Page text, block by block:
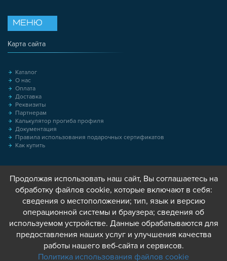
МЕНЮ
Карта сайта
Каталог
О нас
Оплата
Доставка
Реквизиты
Партнерам
Калькулятор прогиба профиля
Документация
Правила использования подарочных сертификатов
Как купить
Продолжая использовать наш сайт, Вы соглашаетесь на
обработку файлов cookie, которые включают в себя:
сведения о местоположении; тип, язык и версию
операционной системы и браузера; сведения об
используемом устройстве. Данные обрабатываются для
предоставления наших услуг и улучшения качества
работы нашего веб-сайта и сервисов.
Политика использования файлов cookie